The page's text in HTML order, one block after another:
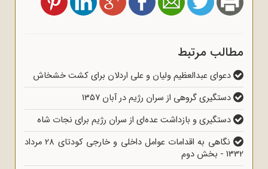
مطالب مرتبط
دعوای عبدالعظیم ولیان و علی اردلان برای کشت خشخاش
دستگیری گروهی از سران رژیم در آبان 1357
دستگیری و بازداشت عده‌ای از سران رژیم برای نجات شاه
نگاهی به اقدامات عوامل داخلی و خارجی کودتای 28 مرداد
1332 - بخش دوم